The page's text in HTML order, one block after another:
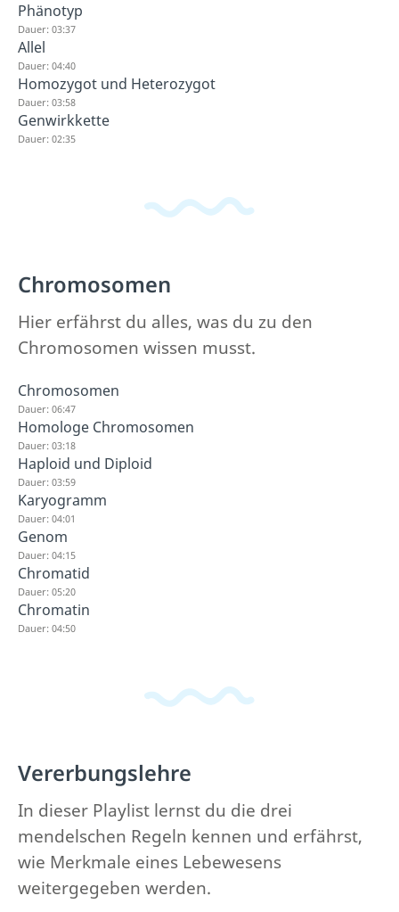
Phänotyp
Dauer: 03:37
Allel
Dauer: 04:40
Homozygot und Heterozygot
Dauer: 03:58
Genwirkkette
Dauer: 02:35
Chromosomen
Hier erfährst du alles, was du zu den
Chromosomen wissen musst.
Chromosomen
Dauer: 06:47
Homologe Chromosomen
Dauer: 03:18
Haploid und Diploid
Dauer: 03:59
Karyogramm
Dauer: 04:01
Genom
Dauer: 04:15
Chromatid
Dauer: 05:20
Chromatin
Dauer: 04:50
Vererbungslehre
In dieser Playlist lernst du die drei
mendelschen Regeln kennen und erfährst,
wie Merkmale eines Lebewesens
weitergegeben werden.